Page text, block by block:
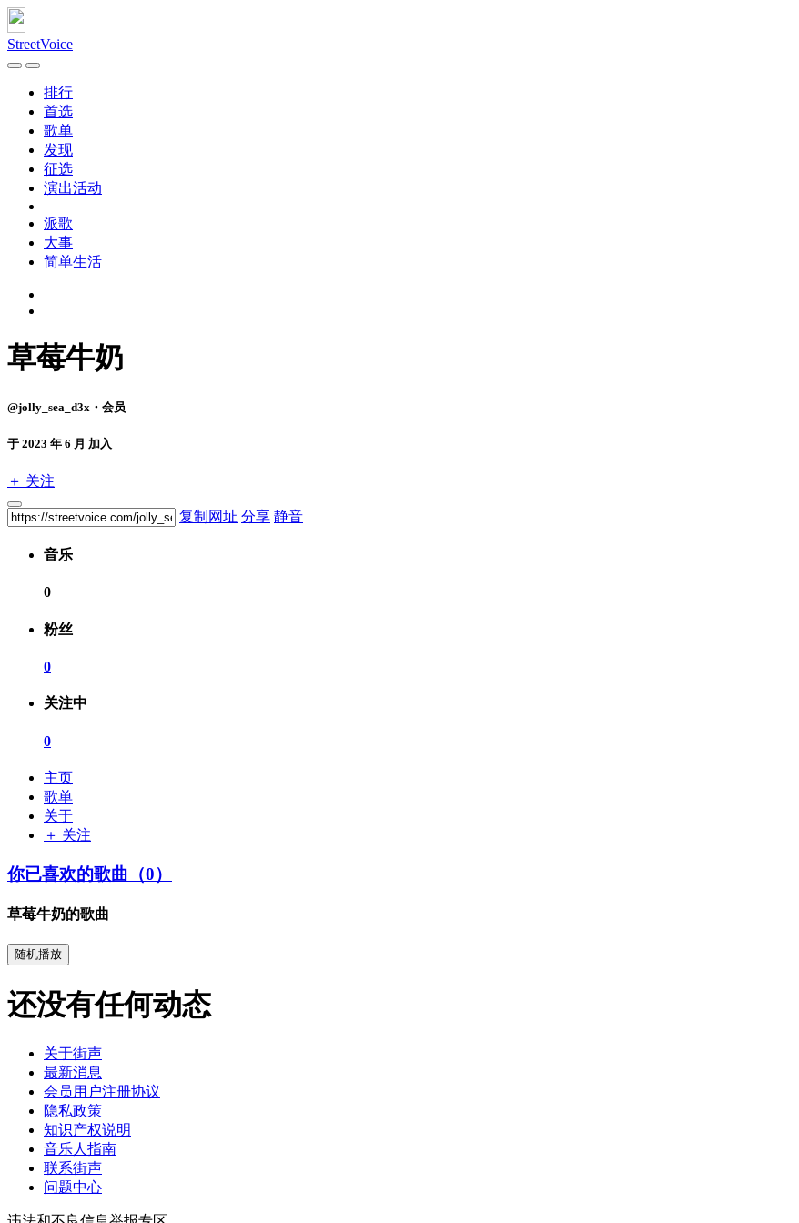
StreetVoice
排行
首选
歌单
发现
征选
演出活动
派歌
大事
简单生活
草莓牛奶
@jolly_sea_d3x・会员
于 2023 年 6 月 加入
＋ 关注
复制网址 分享 静音
音乐
0
粉丝
0
关注中
0
主页
歌单
关于
＋ 关注
你已喜欢的歌曲（0）
草莓牛奶的歌曲
随机播放
还没有任何动态
关于街声
最新消息
会员用户注册协议
隐私政策
知识产权说明
音乐人指南
联系街声
问题中心